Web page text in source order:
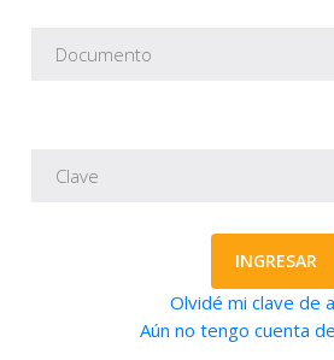
INGRESAR
Olvidé mi clave de
Aún no tengo cuenta